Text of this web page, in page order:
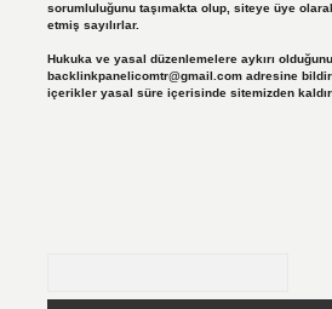
sorumluluğunu taşımakta olup, siteye üye
etmiş sayılırlar.
Hukuka ve yasal düzenlemelere aykırı
backlinkpanelicomtr@gmail.comadresine
içerikler yasal süre içerisinde sitemizden